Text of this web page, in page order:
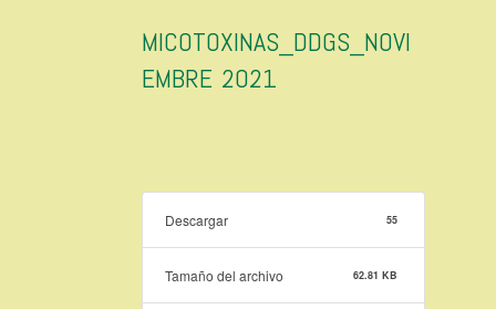
MICOTOXINAS_DDGS_NOVI
EMBRE 2021
Descargar 55
Tamaño del archivo 62.81 KB